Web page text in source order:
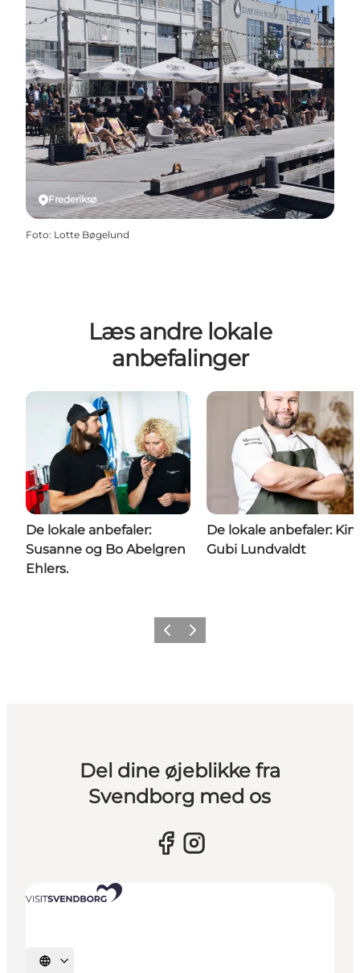
Frederiksø
Foto: Lotte Bøgelund
Læs andre lokale
anbefalinger
De lokale anbefaler:
Susanne og Bo Abelgren
Ehlers.
De lokale anbefaler: Kim
Gubi Lundvaldt
Forrige billede
Næste billede
Del dine øjeblikke fra
Svendborg med os
Vælg sprog